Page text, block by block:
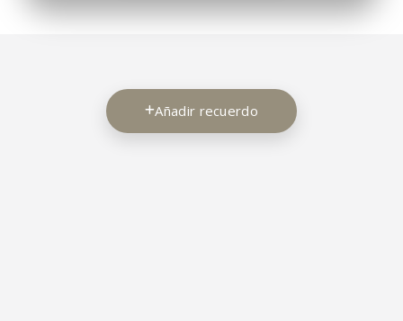
Añadir recuerdo